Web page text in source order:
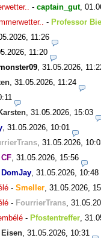
- captain_gut,
- Professor
11:26
11:20
31.05.2026,
31.05.2026, 11:24
31.05.2026, 15:03
31.05.2026, 10:01
31.05.2026,
CF 31.05.2026, 15:56
DomJay 31.05.2026, 10:48
- Smeller 31.05.2026,
- FourrierTrans
- Pfostentreffer
Eisen 31.05.2026, 10:31